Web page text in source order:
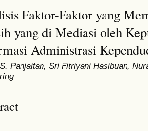
Faktor-Faktor yang
yang di Mediasi oleh
Administrasi
Panjaitan, Sri Fitriyani Hasibuan,